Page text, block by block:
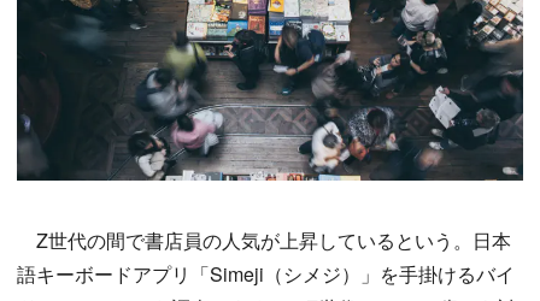
Z世代の間で書店員の人気が上昇しているという。日本
語キーボードアプリ「Simeji（シメジ）」を手掛けるバイ